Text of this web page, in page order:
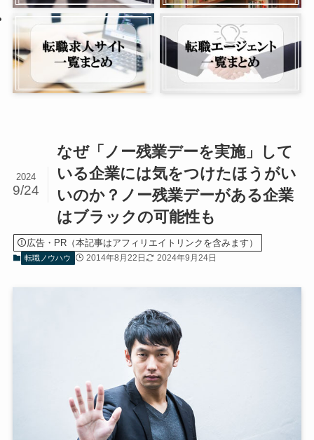
なぜ「ノー残業デーを実施」して
いる企業には気をつけたほうがい
いのか？ノー残業デーがある企業
はブラックの可能性も
2024
9/24
広告・PR（本記事はアフィリエイトリンクを含みます）
転職ノウハウ 2014年8月22日 2024年9月24日